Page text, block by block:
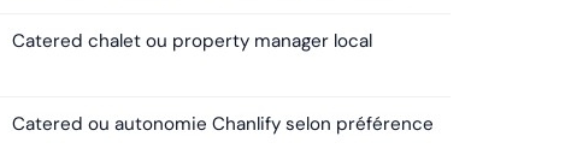
Catered chalet ou property manager local
Catered ou autonomie Chanlify selon préférence